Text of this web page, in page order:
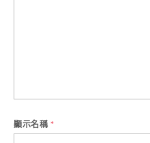
顯示名稱 *